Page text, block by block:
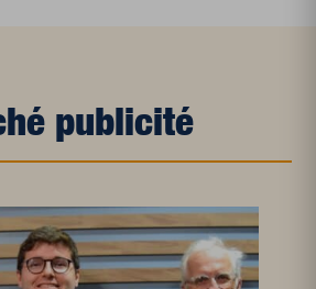
publicité